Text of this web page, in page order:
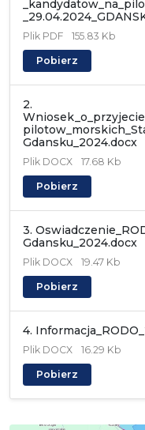
Plik PDF 155.83 Kb
Pobierz
2.
Gdansku_2024.docx
Plik DOCX 17.68 Kb
Pobierz
3.
Gdansku_2024.docx
Plik DOCX 19.47 Kb
Pobierz
4.
Plik DOCX 16.29 Kb
Pobierz